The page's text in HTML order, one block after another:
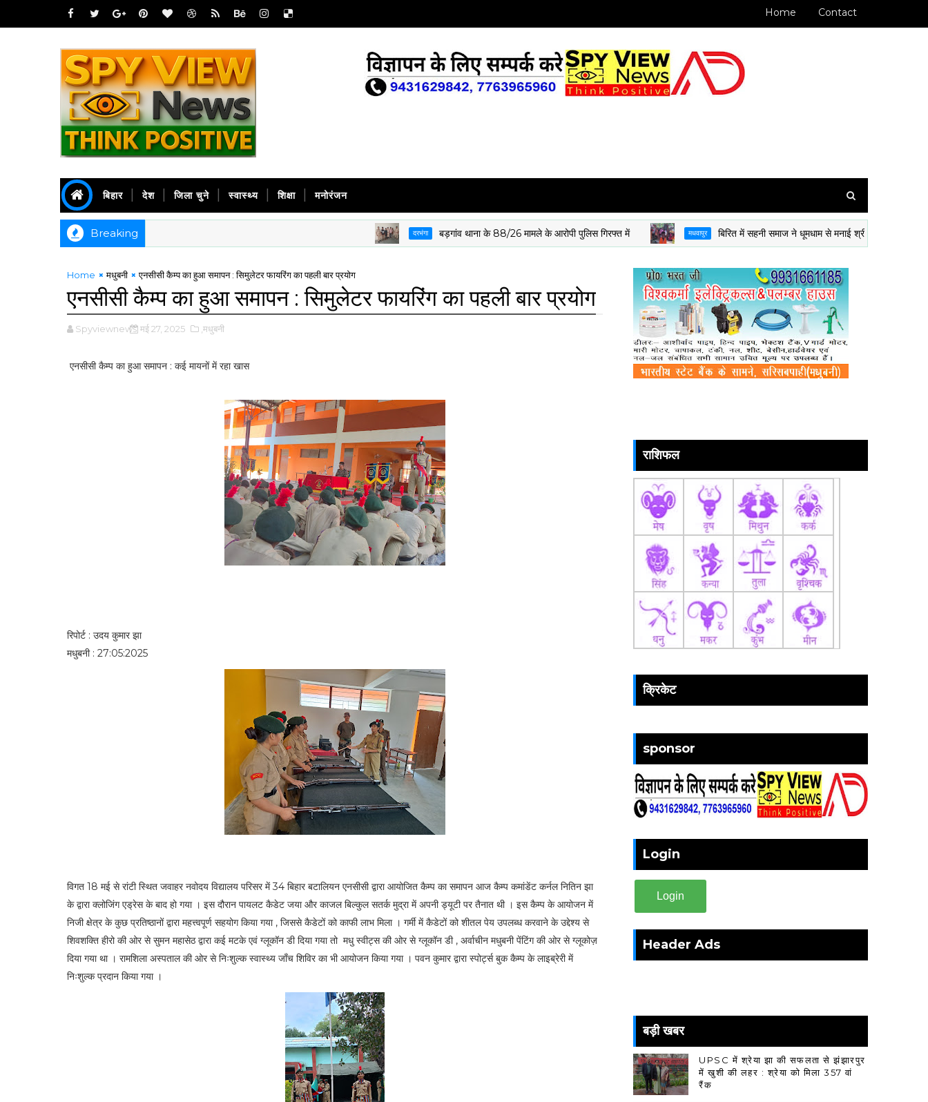
Home Contact
बिहार देश जिला चुने स्वास्थ्य शिक्षा मनोरंजन
Breaking दरभंगा बड़गांव थाना के 88/26 मामले के आरोपी पुलिस गिरफ्त में मधवापुर बिरित में सहनी समाज ने धूमधाम से मनाई श्री कमला पूजा : श्रद्धालुओं में
Home मधुबनी एनसीसी कैम्प का हुआ समापन : सिमुलेटर फायरिंग का पहली बार प्रयोग
एनसीसी कैम्प का हुआ समापन : सिमुलेटर फायरिंग का पहली बार प्रयोग
Spyviewnews मई 27, 2025 ,मधुबनी
एनसीसी कैम्प का हुआ समापन : कई मायनों में रहा खास
रिपोर्ट : उदय कुमार झा
मधुबनी : 27:05:2025
विगत 18 मई से रांटी स्थित जवाहर नवोदय विद्यालय परिसर में 34 बिहार बटालियन एनसीसी द्वारा आयोजित कैम्प का समापन आज कैम्प कमांडेंट कर्नल नितिन झा
के द्वारा क्लोजिंग एड्रेस के बाद हो गया । इस दौरान पायलट कैडेट जया और काजल बिल्कुल सतर्क मुद्रा में अपनी ड्यूटी पर तैनात थी । इस कैम्प के आयोजन में
निजी क्षेत्र के कुछ प्रतिष्ठानों द्वारा महत्त्वपूर्ण सहयोग किया गया , जिससे कैडेटों को काफी लाभ मिला । गर्मी में कैडेटों को शीतल पेय उपलब्ध करवाने के उद्देश्य से
शिवशक्ति हीरो की ओर से सुमन महासेठ द्वारा कई मटके एवं ग्लूकॉन डी दिया गया तो मधु स्वीट्स की ओर से ग्लूकॉन डी , अर्वाचीन मधुबनी पेंटिंग की ओर से ग्लूकोज़
दिया गया था । रामशिला अस्पताल की ओर से निःशुल्क स्वास्थ्य जाँच शिविर का भी आयोजन किया गया । पवन कुमार द्वारा स्पोर्ट्स बुक कैम्प के लाइब्रेरी में
निःशुल्क प्रदान किया गया ।
राशिफल
क्रिकेट
sponsor
Login
Login
Header Ads
बड़ी खबर
UPSC में श्रेया झा की सफलता से झंझारपुर
में खुशी की लहर : श्रेया को मिला 357 वां
रैंक